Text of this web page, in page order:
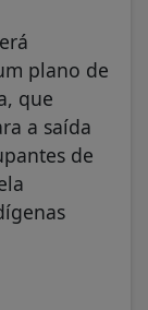
plano de
que
a saída
de